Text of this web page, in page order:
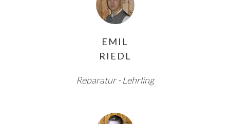
EMIL
RIEDL
Reparatur - Lehrling